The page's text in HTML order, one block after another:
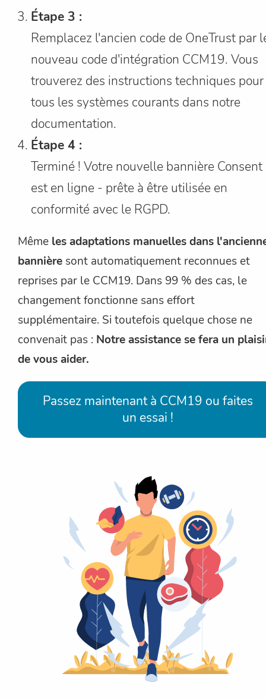
Étape 3 :
Remplacez l'ancien code de OneTrust par
nouveau code d'intégration CCM19. Vous
trouverez des instructions techniques pour
tous les systèmes courants dans notre
documentation.
Étape 4 :
Terminé ! Votre nouvelle bannière Consent
est en ligne - prête à être utilisée en
conformité avec le RGPD.
Même les adaptations manuelles dans
bannière sont automatiquement reconnues et
reprises par le CCM19. Dans 99 % des cas, le
changement fonctionne sans effort
supplémentaire. Si toutefois quelque chose ne
convenait pas : Notre assistance se fera un
de vous aider.
Passez maintenant à CCM19 ou faites
un essai !